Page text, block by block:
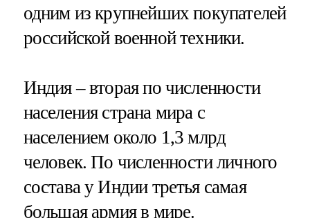
одним из крупнейших покупателей
российской военной техники.
Индия – вторая по численности
населения страна мира с
населением около 1,3 млрд
человек. По численности личного
состава у Индии третья самая
большая армия в мире.